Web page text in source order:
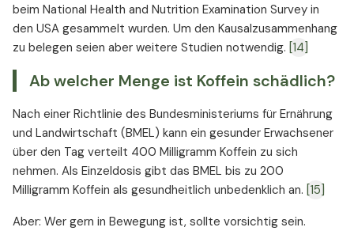
beim National Health and Nutrition Examination Survey in
den USA gesammelt wurden. Um den Kausalzusammenhang
zu belegen seien aber weitere Studien notwendig. [14]
Ab welcher Menge ist Koffein schädlich?
Nach einer Richtlinie des Bundesministeriums für Ernährung
und Landwirtschaft (BMEL) kann ein gesunder Erwachsener
über den Tag verteilt 400 Milligramm Koffein zu sich
nehmen. Als Einzeldosis gibt das BMEL bis zu 200
Milligramm Koffein als gesundheitlich unbedenklich an. [15]
Aber: Wer gern in Bewegung ist, sollte vorsichtig sein.